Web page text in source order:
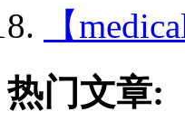
【
热门文章: